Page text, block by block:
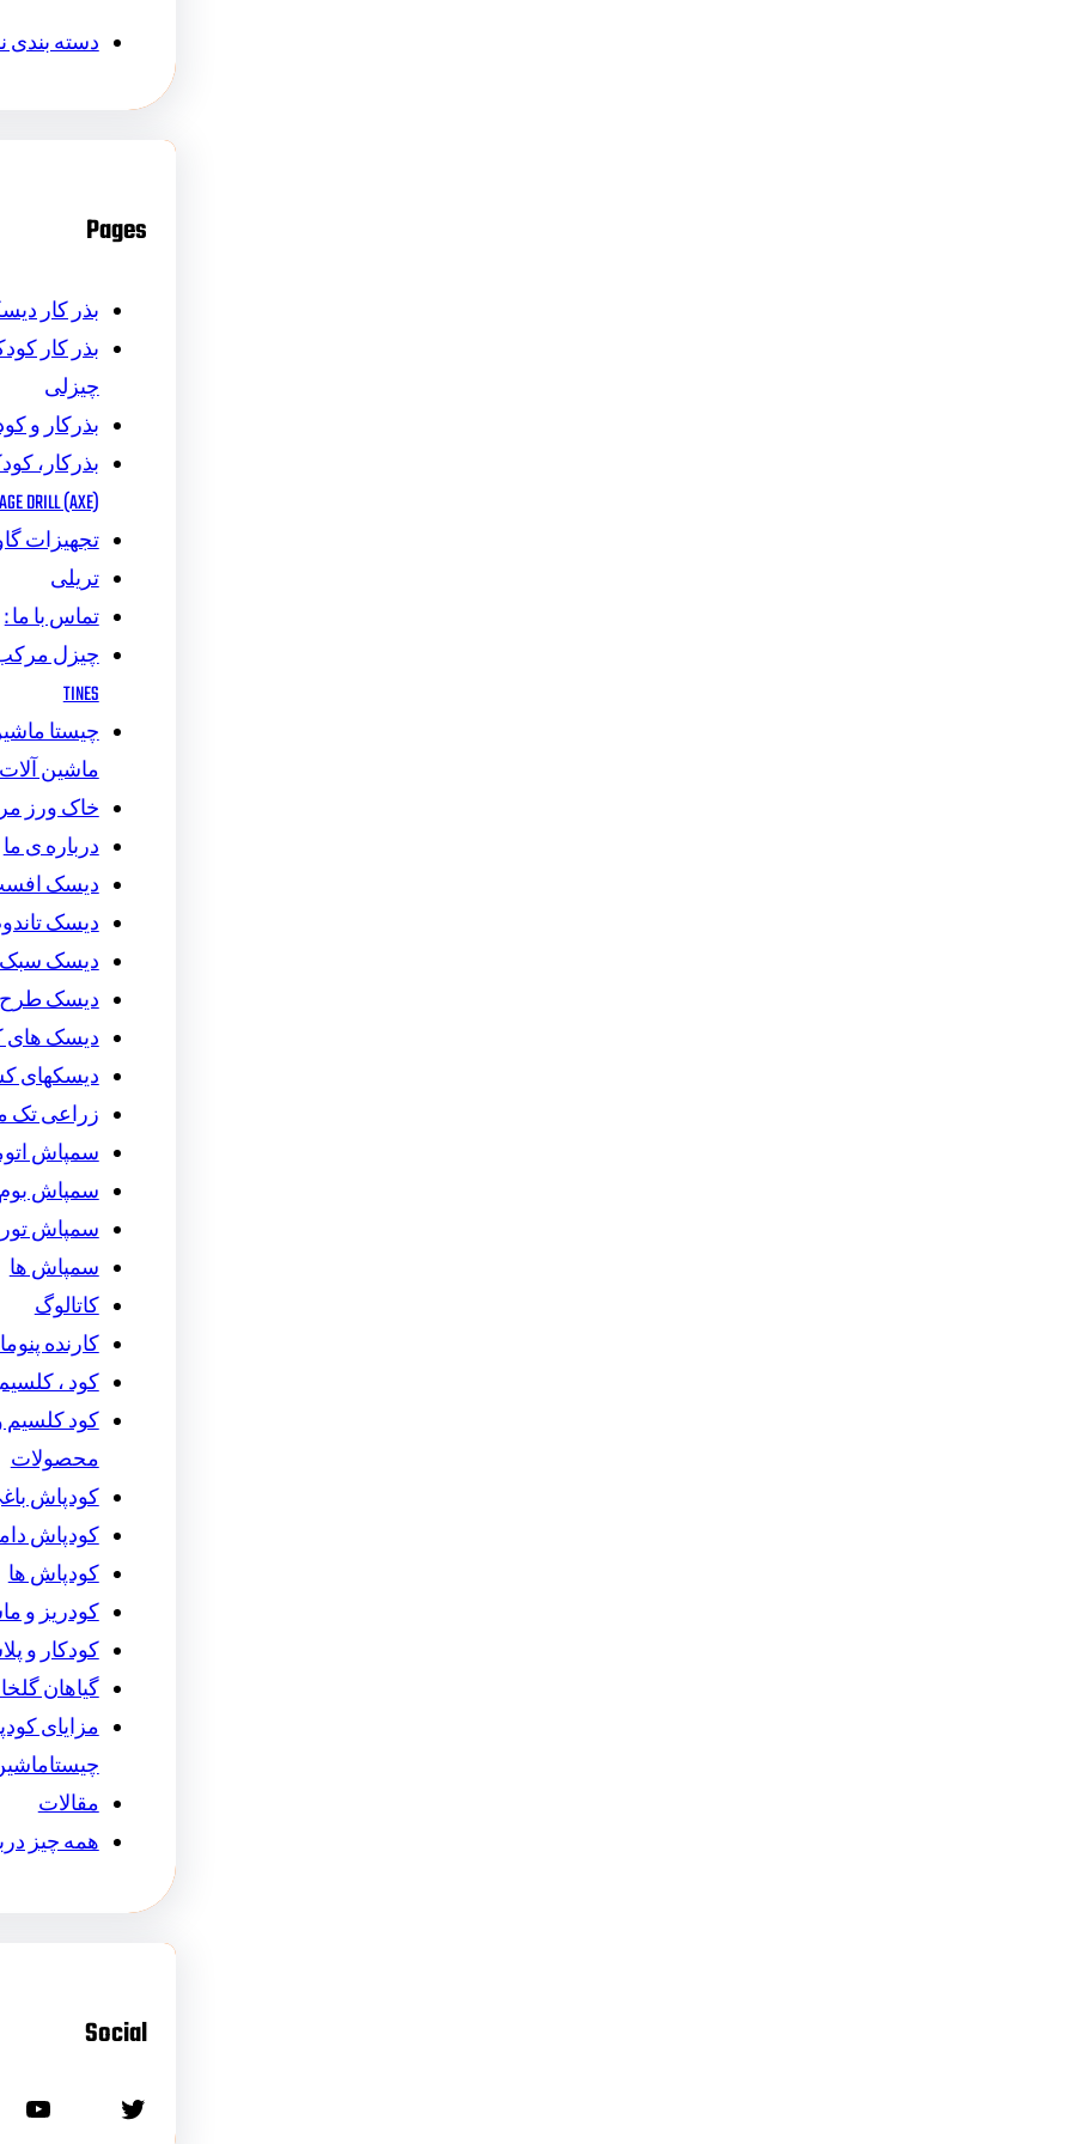
دسته بندی
Pages
بذر کار
بذر کار
چیزلی
بذرکار و
بذرکار،
DRILL (AXE)
تجهیزات
تریلی
تماس با ما :
TINES
چیستا
ماشین
خاک ورز
درباره ی ما
دیسک
دیسک
دیسک
دیسک طرح
دیسک های
دیسکهای
زراعی تک
سمپاش
سمپاش
سمپاش
سمپاش ها
کاتالوگ
کارنده
کود ،
کود کلسیم
محصولات
کودپاش
کودپاش
کودپاش ها
کودریز و
کودکار و
گیاهان
مزایای
مقالات
همه چیز
Social